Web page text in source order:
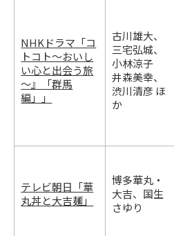
NHKドラマ「コ
トコト～おいし
い心と出会う旅
～』「群馬
編」」
古川雄大、
三宅弘城、
小林涼子
井森美幸、
渋川清彦 ほ
か
テレビ朝日「華
丸丼と大吉麺」
博多華丸・
大吉、国生
さゆり